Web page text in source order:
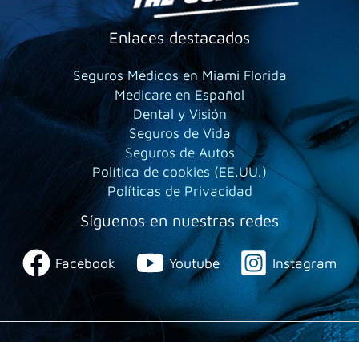
Enlaces destacados
Seguros Médicos en Miami Florida
Medicare en Español
Dental y Visión
Seguros de Vida
Seguros de Autos
Política de cookies (EE.UU.)
Políticas de Privacidad
Síguenos en nuestras redes
Facebook Youtube Instagram